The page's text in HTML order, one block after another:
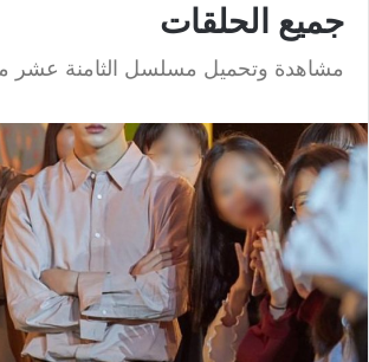
جميع الحلقات
مشاهدة وتحميل مسلسل الثامنة عشر